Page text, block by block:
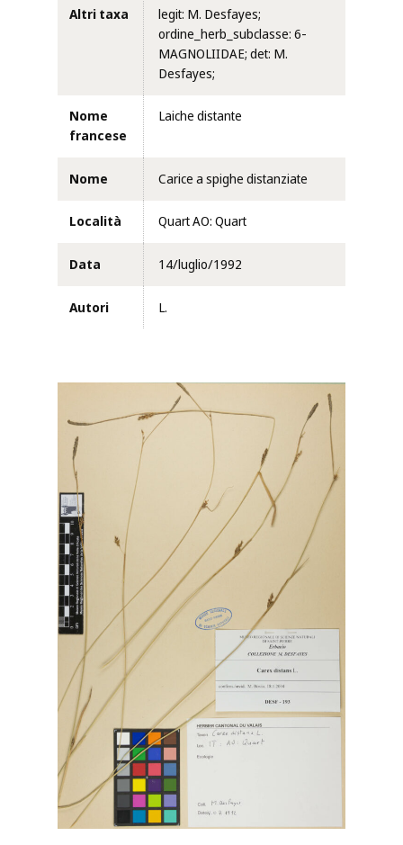
Altri taxa
legit: M. Desfayes;
ordine_herb_subclasse: 6-
MAGNOLIIDAE; det: M.
Desfayes;
Nome
francese
Laiche distante
Nome Carice a spighe distanziate
Località Quart AO: Quart
Data 14/luglio/1992
Autori L.